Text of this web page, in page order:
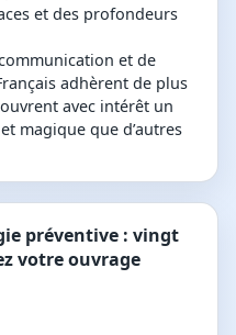
et des profondeurs
et de
adhèrent de plus
avec intérêt un
magique que d’autres
préventive : vingt
votre ouvrage